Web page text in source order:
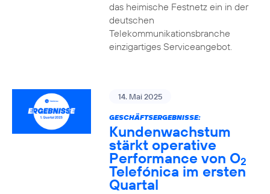
das heimische Festnetz ein in der
deutschen
Telekommunikationsbranche
einzigartiges Serviceangebot.
14. Mai 2025
GESCHÄFTSERGEBNISSE:
Kundenwachstum
stärkt operative
Performance von O2
Telefónica im ersten
Quartal